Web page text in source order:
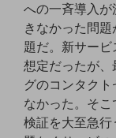
会社案内
会社案内TOP
社長からのご挨拶
への一斉導入
きなかった問
題だ。新サー
想定だったが
グのコンタク
なかった。そ
検証を大至急